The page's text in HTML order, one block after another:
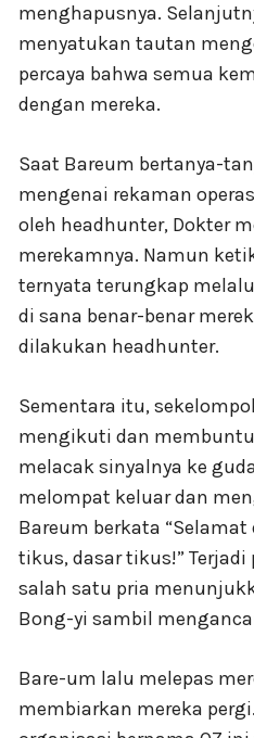
menghapusnya.
menyatukan tautan
percaya bahwa semua
dengan mereka.
Saat Bareum bertanya-
mengenai rekaman
oleh headhunter, Dokter
merekamnya. Namun
ternyata terungkap
di sana benar-benar
dilakukan headhunter.
Sementara itu,
mengikuti dan
melacak sinyalnya ke
melompat keluar dan
Bareum berkata
tikus, dasar tikus!”
salah satu pria
Bong-yi sambil
Bare-um lalu melepas
membiarkan mereka